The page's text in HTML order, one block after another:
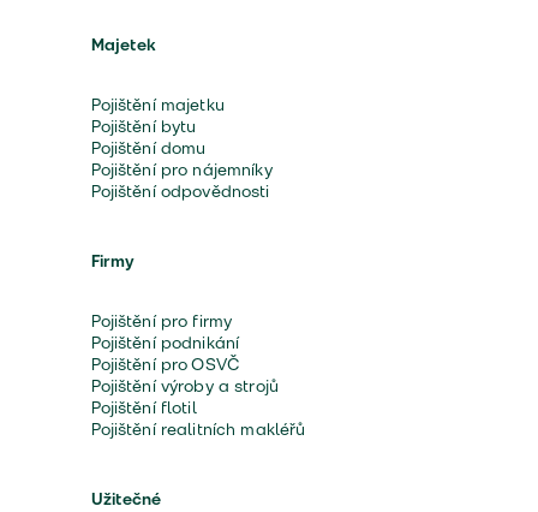
Majetek
Pojištění majetku
Pojištění bytu
Pojištění domu
Pojištění pro nájemníky
Pojištění odpovědnosti
Firmy
Pojištění pro firmy
Pojištění podnikání
Pojištění pro OSVČ
Pojištění výroby a strojů
Pojištění flotil
Pojištění realitních makléřů
Užitečné